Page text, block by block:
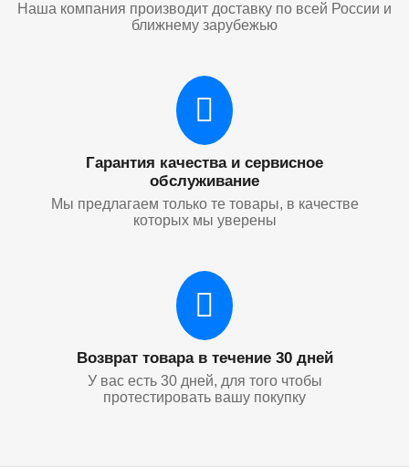
Наша компания производит доставку по всей России и
ближнему зарубежью
Гарантия качества и сервисное
обслуживание
Мы предлагаем только те товары, в качестве
которых мы уверены
Возврат товара в течение 30 дней
У вас есть 30 дней, для того чтобы
протестировать вашу покупку